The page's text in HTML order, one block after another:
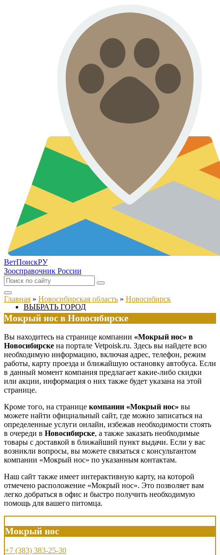
ВетПоискРУ
Зоосправочник России
ВЫБРАТЬ ГОРОД
Главная » Новосибирская область » Новосибирск
Мокрый нос в Новосибирске
Вы находитесь на странице компании «Мокрый нос» в
Новосибирске на портале Vetpoisk.ru. Здесь вы найдете всю
необходимую информацию, включая адрес, телефон, режим
работы, карту проезда и ближайшую остановку автобуса. Если
в данный момент компания предлагает какие-либо скидки
или акции, информация о них также будет указана на этой
странице.
Кроме того, на странице компании «Мокрый нос» вы
можете найти официальный сайт, где можно записаться на
определенные услуги онлайн, избежав необходимости стоять
в очереди в Новосибирске, а также заказать необходимые
товары с доставкой в ближайший пункт выдачи. Если у вас
возникли вопросы, вы можете связаться с консультантом
компании «Мокрый нос» по указанным контактам.
Наш сайт также имеет интерактивную карту, на которой
отмечено расположение «Мокрый нос». Это позволяет вам
легко добраться в офис и быстро получить необходимую
помощь для вашего питомца.
Мокрый нос
+7 (383) 383-25-30